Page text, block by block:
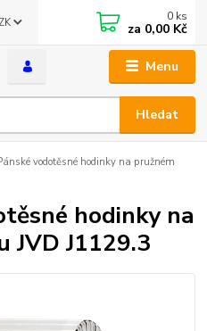
Menu
Hledat
0 ks
za 0,00 Kč
vodotěsné hodinky na pružném
hodinky na
JVD J1129.3